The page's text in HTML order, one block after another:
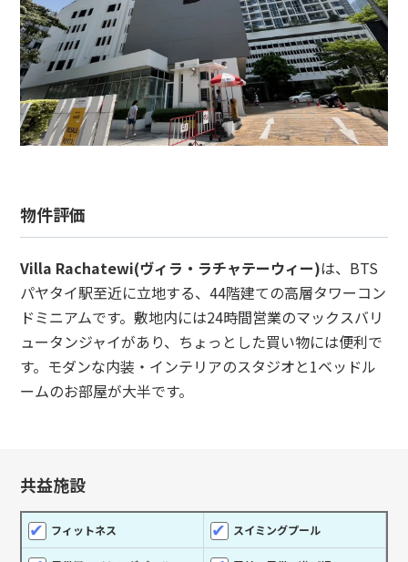
物件評価
Villa Rachatewi(ヴィラ・ラチャテーウィー)は、BTS
パヤタイ駅至近に立地する、44階建ての高層タワーコン
ドミニアムです。敷地内には24時間営業のマックスバリ
ュータンジャイがあり、ちょっとした買い物には便利で
す。モダンな内装・インテリアのスタジオと1ベッドル
ームのお部屋が大半です。
共益施設
フィットネス スイミングプール